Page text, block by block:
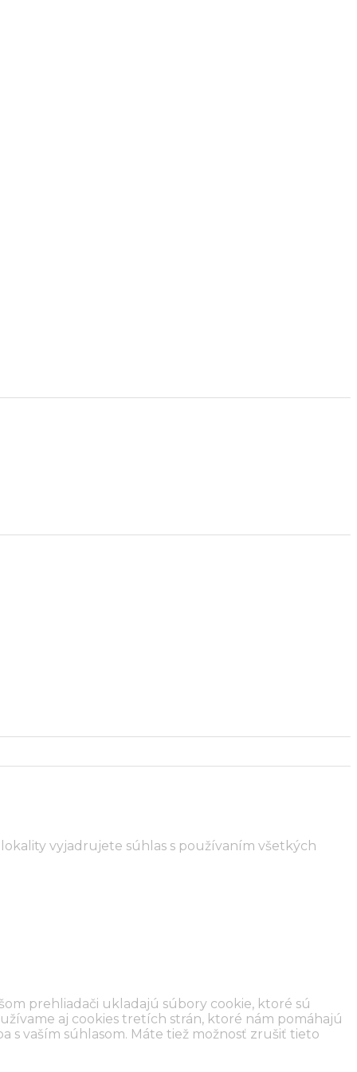
vyjadrujete súhlas s používaním všetkých
prehliadači ukladajú súbory cookie, ktoré sú
aj cookies tretích strán, ktoré nám pomáhajú
s vaším súhlasom. Máte tiež možnosť zrušiť tieto